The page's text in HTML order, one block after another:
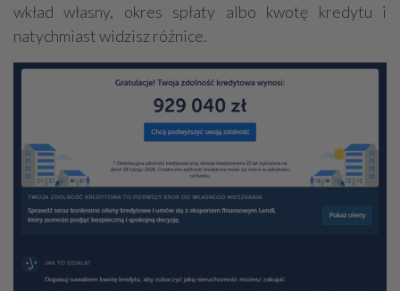
wkład własny, okres spłaty albo kwotę kredytu i
natychmiast widzisz różnice.